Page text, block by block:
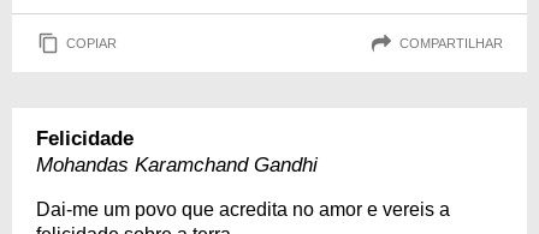
COPIAR COMPARTILHAR
Felicidade
Mohandas Karamchand Gandhi
Dai-me um povo que acredita no amor e vereis a